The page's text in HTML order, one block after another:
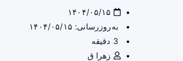
به‌روزرسانی: ۱۴۰۴/۰۵/۱۵
زهرا ق